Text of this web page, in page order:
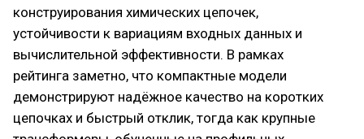
конструирования химических цепочек,
устойчивости к вариациям входных данных и
вычислительной эффективности. В рамках
рейтинга заметно, что компактные модели
демонстрируют надёжное качество на коротких
цепочках и быстрый отклик, тогда как крупные